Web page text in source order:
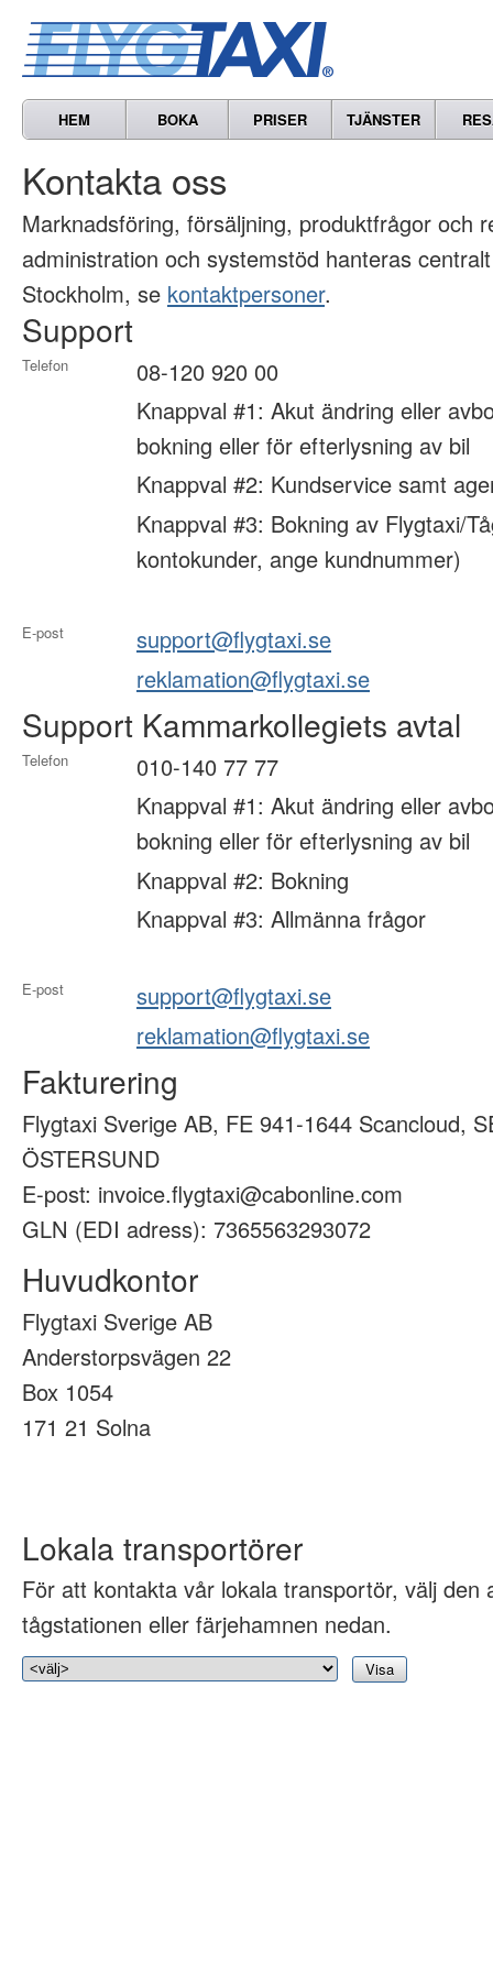
HEM BOKA PRISER TJÄNSTER
Kontakta oss
Marknads­föring, försäljning, produkt­frågor och
administration och systemstöd hanteras
Stockholm, se kontaktpersoner.
Support
Telefon
08-120 920 00
Knappval #1: Akut ändring eller
bokning eller för efterlysning av bil
Knappval #2: Kundservice samt
Knappval #3: Bokning av Flygtaxi/
kontokunder, ange kundnummer)
E-post
support@flygtaxi.se
reklamation@flygtaxi.se
Support Kammarkollegiets avtal
Telefon
010-140 77 77
Knappval #1: Akut ändring eller
bokning eller för efterlysning av bil
Knappval #2: Bokning
Knappval #3: Allmänna frågor
E-post
support@flygtaxi.se
reklamation@flygtaxi.se
Fakturering
Flygtaxi Sverige AB, FE 941-1644 Scancloud,
ÖSTERSUND
E-post: invoice.flygtaxi@cabonline.com
GLN (EDI adress): 7365563293072
Huvudkontor
Flygtaxi Sverige AB
Anderstorpsvägen 22
Box 1054
171 21 Solna
Lokala transportörer
För att kontakta vår lokala transportör, välj den
tågstationen eller färjehamnen nedan.
Visa